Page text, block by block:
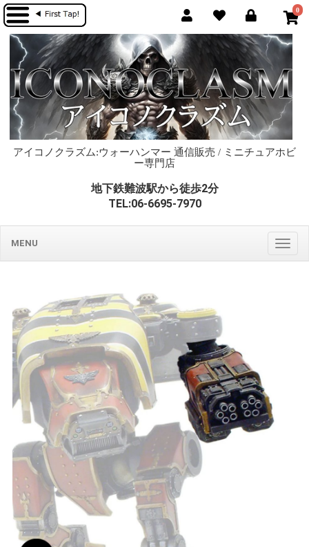
0
アイコノクラズム:ウォーハンマー 通信販売 / ミニチュアホビ
ー専門店
地下鉄難波駅から徒歩2分
TEL:06-6695-7970
MENU